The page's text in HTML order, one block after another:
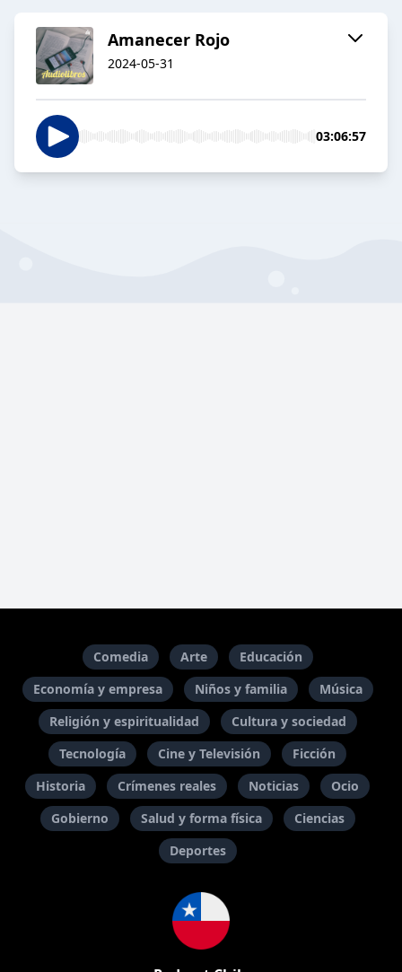
Amanecer Rojo
2024-05-31
03:06:57
Comedia Arte
Educación
Economía y empresa
Niños y familia
Música
Religión y espiritualidad
Cultura y sociedad
Tecnología
Cine y Televisión
Ficción
Historia
Crímenes reales Noticias
Ocio
Gobierno
Salud y forma física
Ciencias
Deportes